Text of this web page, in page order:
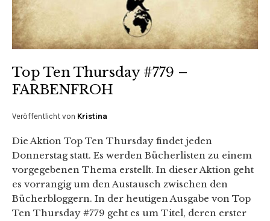
Top Ten Thursday #779 –
FARBENFROH
Veröffentlicht von Kristina
Die Aktion Top Ten Thursday findet jeden
Donnerstag statt. Es werden Bücherlisten zu einem
vorgegebenen Thema erstellt. In dieser Aktion geht
es vorrangig um den Austausch zwischen den
Bücherbloggern. In der heutigen Ausgabe von Top
Ten Thursday #779 geht es um Titel, deren erster